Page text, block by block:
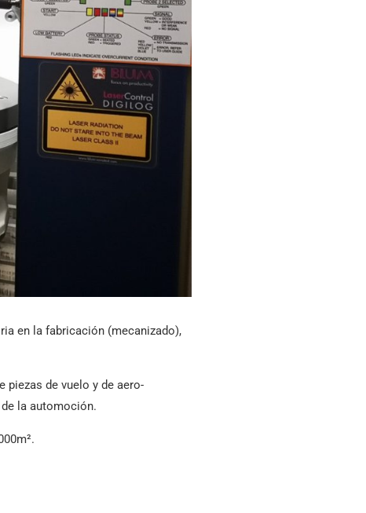
en la fabricación (mecanizado),
piezas de vuelo y de aero-
la automoción.